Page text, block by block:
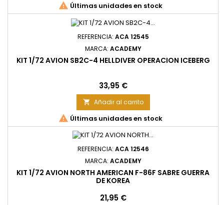
 Últimas unidades en stock
REFERENCIA: ACA 12545
MARCA: ACADEMY
KIT 1/72 AVION SB2C-4 HELLDIVER OPERACION ICEBERG
Precio
33,95 €
 Añadir al carrito
 Últimas unidades en stock
REFERENCIA: ACA 12546
MARCA: ACADEMY
KIT 1/72 AVION NORTH AMERICAN F-86F SABRE GUERRA
DE KOREA
Precio
21,95 €